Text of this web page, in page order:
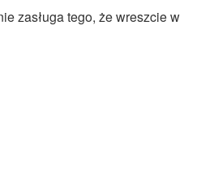
zasługa tego, że wreszcie w